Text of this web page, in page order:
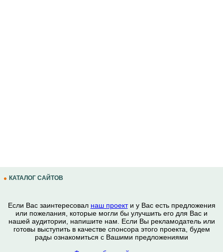
КАТАЛОГ САЙТОВ
Если Вас заинтересовал наш проекти у Вас есть предложения
или пожелания, которые могли бы улучшить его для Вас и
нашей аудитории, напишите нам. Если Вы рекламодатель или
готовы выступить в качестве спонсора этого проекта, будем
рады ознакомиться с Вашими предложениями